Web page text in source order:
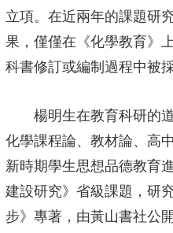
立項。在近兩年的課題研
果，僅僅在《化學教育》
科書修訂或編制過程中被
楊明生在教育科研的
化學課程論、教材論、高
新時期學生思想品德教育
建設研究》省級課題，研
步》專著，由黃山書社公